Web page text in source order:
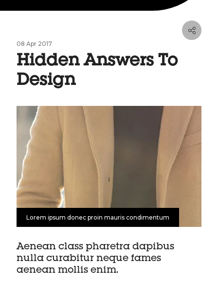
08 Apr 2017
Hidden Answers To
Design
Lorem ipsum donec proin mauris condimentum
Aenean class pharetra dapibus
nulla curabitur neque fames
aenean mollis enim.